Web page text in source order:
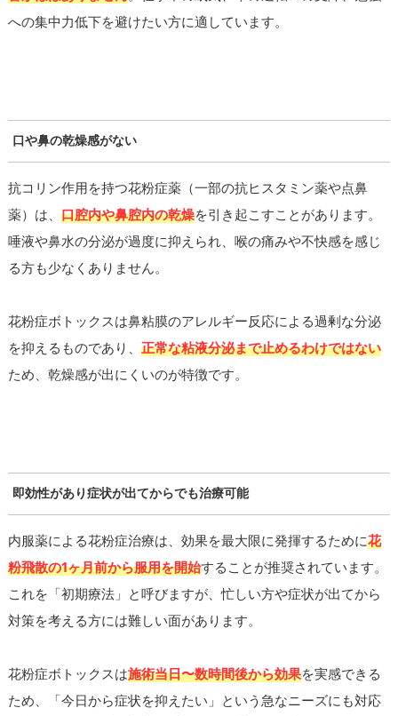
への集中力低下を避けたい方に適しています。
口や鼻の乾燥感がない
抗コリン作用を持つ花粉症薬（一部の抗ヒスタミン薬や点鼻
薬）は、 口腔内や鼻腔内の乾燥を引き起こすことがあります。
唾液や鼻水の分泌が過度に抑えられ、喉の痛みや不快感を感じ
る方も少なくありません。
花粉症ボトックスは鼻粘膜のアレルギー反応による過剰な分泌
を抑えるものであり、 正常な粘液分泌まで止めるわけではない
ため、乾燥感が出にくいのが特徴です。
即効性があり症状が出てからでも治療可能
内服薬による花粉症治療は、効果を最大限に発揮するために花
粉飛散の1ヶ月前から服用を開始することが推奨されています。
これを「初期療法」と呼びますが、忙しい方や症状が出てから
対策を考える方には難しい面があります。
花粉症ボトックスは施術当日〜数時間後から効果を実感できる
ため、「今日から症状を抑えたい」という急なニーズにも対応